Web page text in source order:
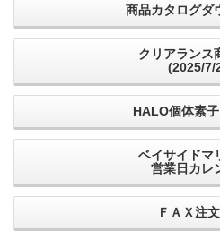
商品カタログダ
クリアランス
(2025/7/
HALO個体素
ベイサイドマ
営業日カレ
ＦＡＸ注